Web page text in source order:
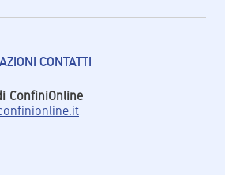
CONTATTI
ConfiniOnline